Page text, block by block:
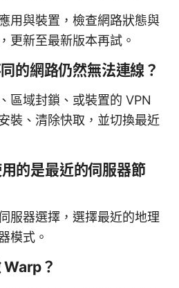
用與裝置，檢查網路狀態與
更新至最新版本再試。
的網路仍然無法連線？
區域封鎖、或裝置的 VPN
裝、清除快取，並切換最近
的是最近的伺服器節
服器選擇，選擇最近的地理
模式。
Warp？